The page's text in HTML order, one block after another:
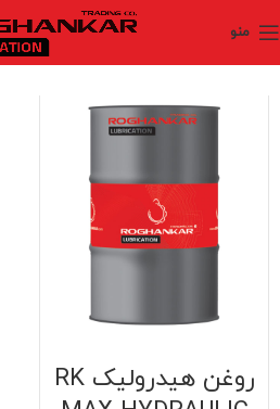
منو
روغن هیدرولیک RK